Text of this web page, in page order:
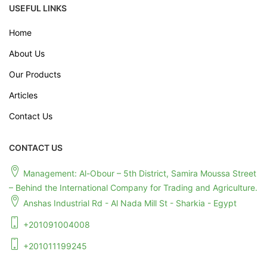
USEFUL LINKS
Home
About Us
Our Products
Articles
Contact Us
CONTACT US
Management: Al-Obour – 5th District, Samira Moussa Street
– Behind the International Company for Trading and Agriculture.
Anshas Industrial Rd - Al Nada Mill St - Sharkia - Egypt
+201091004008
+201011199245